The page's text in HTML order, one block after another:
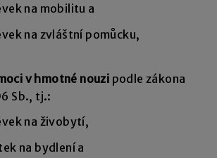
na mobilitu a
na zvláštní pomůcku,
v hmotné nouzi podle zákona
Sb., tj.:
na živobytí,
na bydlení a